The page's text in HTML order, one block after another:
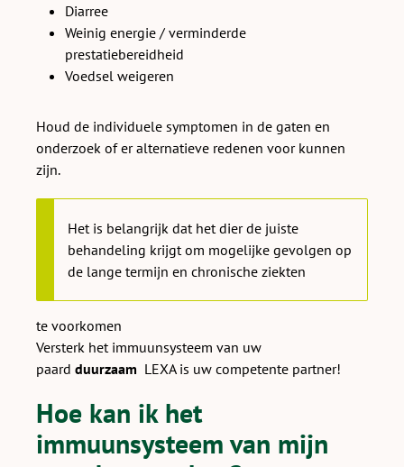
Diarree
Weinig energie / verminderde
prestatiebereidheid
Voedsel weigeren
Houd de individuele symptomen in de gaten en
onderzoek of er alternatieve redenen voor kunnen
zijn.
Het is belangrijk dat het dier de juiste
behandeling krijgt om mogelijke gevolgen op
de lange termijn en chronische ziekten
te voorkomen
Versterk het immuunsysteem van uw
paard duurzaam LEXA is uw competente partner!
Hoe kan ik het
immuunsysteem van mijn